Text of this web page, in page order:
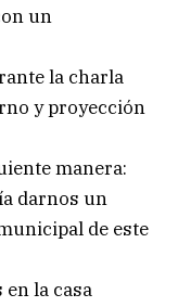
un
la charla
y proyección
manera:
darnos un
de este
la casa